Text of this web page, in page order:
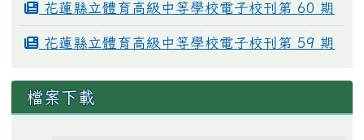
花蓮縣立體育高級中等學校電子校刊第 60 期
花蓮縣立體育高級中等學校電子校刊第 59 期
檔案下載